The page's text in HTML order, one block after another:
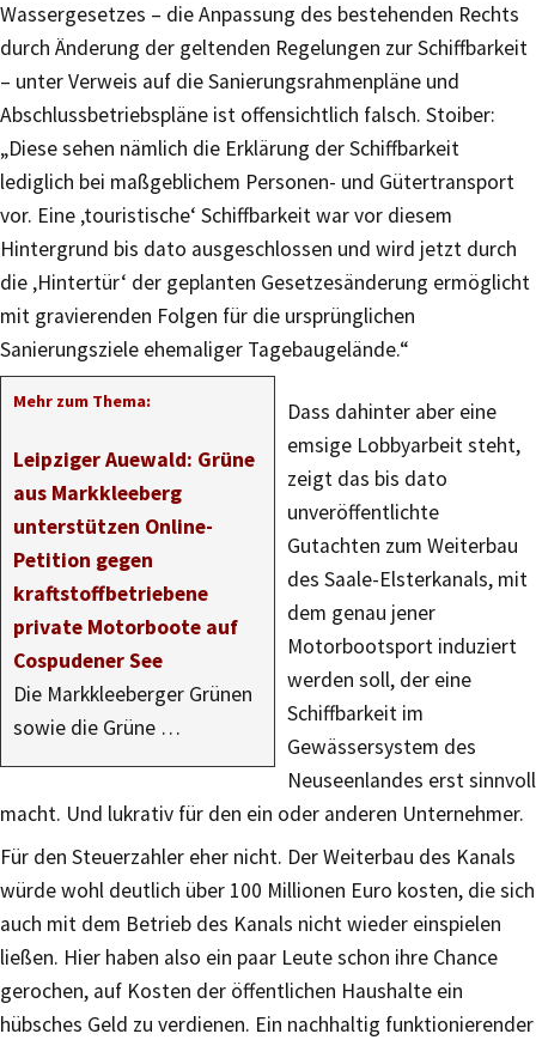
Wassergesetzes – die Anpassung des bestehenden Rechts
durch Änderung der geltenden Regelungen zur Schiffbarkeit
– unter Verweis auf die Sanierungsrahmenpläne und
Abschlussbetriebspläne ist offensichtlich falsch. Stoiber:
„Diese sehen nämlich die Erklärung der Schiffbarkeit
lediglich bei maßgeblichem Personen- und Gütertransport
vor. Eine ‚touristische‘ Schiffbarkeit war vor diesem
Hintergrund bis dato ausgeschlossen und wird jetzt durch
die ‚Hintertür‘ der geplanten Gesetzesänderung ermöglicht
mit gravierenden Folgen für die ursprünglichen
Sanierungsziele ehemaliger Tagebaugelände.“
Mehr zum Thema:
Leipziger Auewald: Grüne
aus Markkleeberg
unterstützen Online-
Petition gegen
kraftstoffbetriebene
private Motorboote auf
Cospudener See
Die Markkleeberger Grünen
sowie die Grüne …
Dass dahinter aber eine
emsige Lobbyarbeit steht,
zeigt das bis dato
unveröffentlichte
Gutachten zum Weiterbau
des Saale-Elsterkanals, mit
dem genau jener
Motorbootsport induziert
werden soll, der eine
Schiffbarkeit im
Gewässersystem des
Neuseenlandes erst sinnvoll
macht. Und lukrativ für den ein oder anderen Unternehmer.
Für den Steuerzahler eher nicht. Der Weiterbau des Kanals
würde wohl deutlich über 100 Millionen Euro kosten, die sich
auch mit dem Betrieb des Kanals nicht wieder einspielen
ließen. Hier haben also ein paar Leute schon ihre Chance
gerochen, auf Kosten der öffentlichen Haushalte ein
hübsches Geld zu verdienen. Ein nachhaltig funktionierender